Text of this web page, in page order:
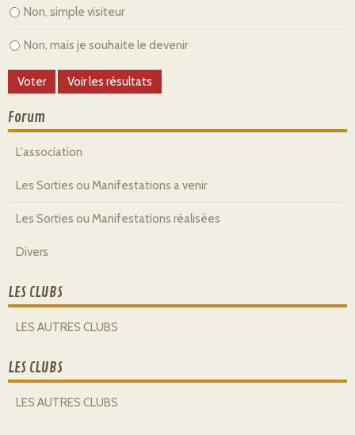
Non, simple visiteur
Non, mais je souhaite le devenir
Forum
L'association
Les Sorties ou Manifestations a venir
Les Sorties ou Manifestations réalisées
Divers
LES CLUBS
LES AUTRES CLUBS
LES CLUBS
LES AUTRES CLUBS